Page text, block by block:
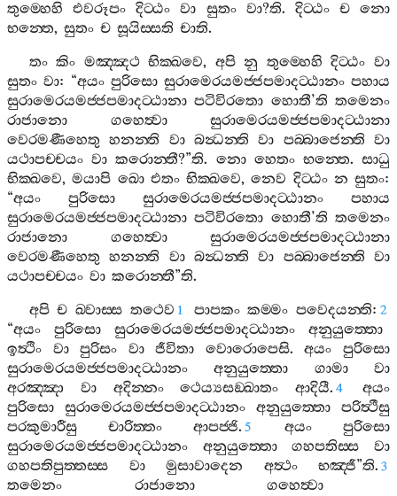
තුම‍්හෙහි
එවරූපං දිට‍්ඨං වා සුතං වා?ති. දිට‍්ඨං ච නො
භන‍්තෙ, සුතං ච සූයිස‍්සති චාති.
තං කිං මඤ‍්ඤථ භික‍්ඛවෙ, අපි නු තුම‍්හෙහි දිට‍්ඨං වා
සුතං වා: “අයං පුරිසො සුරාමෙරයමජ‍්ජපමාදට‍්ඨානං පහාය
සුරාමෙරයමජ‍්ජපමාදට‍්ඨානා පටිවිරතො හොතී’ති තමෙනං
රාජානො
ගහෙත්‍වා
සුරාමෙරයමජ‍්ජපමාදට‍්ඨානා
වෙරමණීහෙතු හනන‍්ති වා බන්‍ධන‍්ති වා පබ‍්බාජෙන‍්ති වා
යථාපච‍්චයං වා කරොන‍්තී?”ති. නො හෙතං භන‍්තෙ.සාධු
භික‍්ඛවෙ,මයාපි ඛො එතං භික‍්ඛවෙ,නෙව දිට‍්ඨං න සුතං:
“අයං පුරිසො සුරාමෙරයමජ‍්ජපමාදට‍්ඨානං
පහාය
සුරාමෙරයමජ‍්ජපමාදට‍්ඨානා පටිවිරතො හොතී’ති තමෙනං
රාජානො
ගහෙත්‍වා
සුරාමෙරයමජ‍්ජපමාදට‍්ඨානා
වෙරමණීහෙතු හනන‍්ති වා බන්‍ධන‍්ති වා පබ‍්බාජෙන‍්ති වා
යථාපච‍්චයං වා කරොන‍්තී”ති.
අපි ච ඛ‍්වාස‍්ස තථෙව 1 පාපකං කම‍්මං පවෙදයන‍්ති: 2
“අයං පුරිසො සුරාමෙරයමජ‍්ජපමාදට‍්ඨානං
අනුයුත‍්තො
ඉත්‍ථිං
වා පුරිසං වා ජීවිතා වොරොපෙසි.අයං
පුරිසො
සුරාමෙරයමජ‍්ජපමාදට‍්ඨානං
අනුයුත‍්තො ගාමා
වා
අරඤ‍්ඤා
වා අදින‍්නං ථෙය්‍යසඞ‍්ඛාතං ආදියී. 4
අයං
පුරිසො
සුරාමෙරයමජ‍්ජපමාදට‍්ඨානං අනුයුත‍්තො
පරිත්‍ථීසු
පරකුමාරීසු
චාරිත‍්තං ආපජ‍්ජි. 5 අයං
පුරිසො
සුරාමෙරයමජ‍්ජපමාදට‍්ඨානං
අනුයුත‍්තො ගහපතිස‍්ස
වා
ගහපතිපුත‍්තස‍්ස
වා මුසාවාදෙන අත්‍ථං භඤ‍්ජී”ති. 3
තමෙනං රාජානො
ගහෙත්‍වා